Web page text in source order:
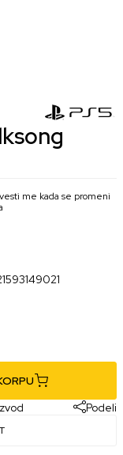
me kada se promeni
Podeli